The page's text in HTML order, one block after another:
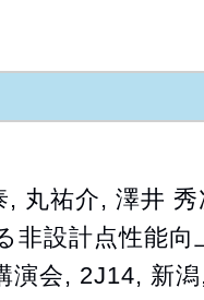
, 丸祐介, 澤井
非設計点性能
演会, 2J14, 新